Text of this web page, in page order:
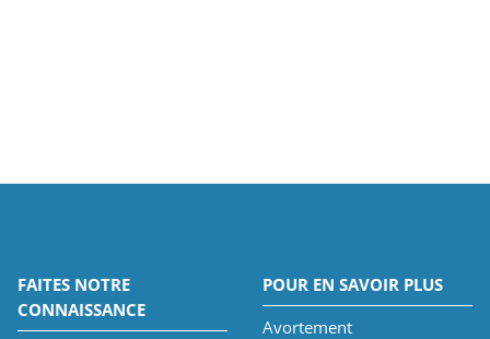
FAITES NOTRE
CONNAISSANCE
POUR EN SAVOIR PLUS
Avortement